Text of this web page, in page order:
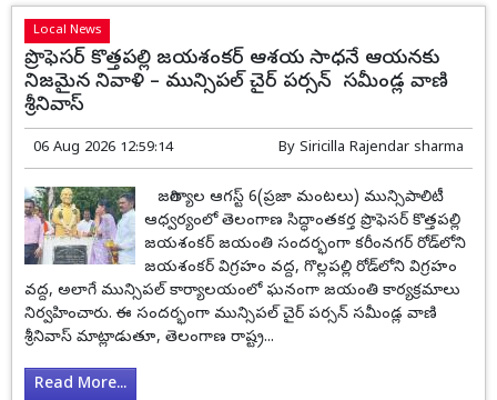
Local News
ప్రొఫెసర్ కొత్తపల్లి జయశంకర్ ఆశయ సాధనే ఆయనకు
నిజమైన నివాళి – మున్సిపల్ చైర్ పర్సన్ సమీండ్ల వాణి
శ్రీనివాస్
06 Aug 2026 12:59:14 By Siricilla Rajendar sharma
జగిత్యాల ఆగస్ట్ 6(ప్రజా మంటలు) మున్సిపాలిటీ
ఆధ్వర్యంలో తెలంగాణ సిద్ధాంతకర్త ప్రొఫెసర్ కొత్తపల్లి
జయశంకర్ జయంతి సందర్భంగా కరీంనగర్ రోడ్‌లోని
జయశంకర్ విగ్రహం వద్ద, గొల్లపల్లి రోడ్‌లోని విగ్రహం
వద్ద, అలాగే మున్సిపల్ కార్యాలయంలో ఘనంగా జయంతి కార్యక్రమాలు
నిర్వహించారు. ఈ సందర్భంగా మున్సిపల్ చైర్ పర్సన్ సమీండ్ల వాణి
శ్రీనివాస్ మాట్లాడుతూ, తెలంగాణ రాష్ట్ర...
Read More...